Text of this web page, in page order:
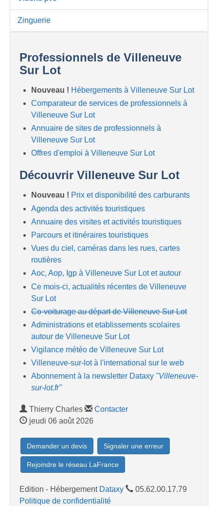
Zinguerie
Professionnels de Villeneuve
Sur Lot
Nouveau ! Hébergements à Villeneuve Sur Lot
Comparateur de services de professionnels à
Villeneuve Sur Lot
Annuaire de sites de professionnels à
Villeneuve Sur Lot
Offres d'emploi à Villeneuve Sur Lot
Découvrir Villeneuve Sur Lot
Nouveau ! Prix et disponibilité des carburants
Agenda des activités touristiques
Annuaire des visites et activités touristiques
Parcours et itinéraires touristiques
Vues du ciel, caméras dans les rues, cartes
routières
Aoc, Aop, Igp à Villeneuve Sur Lot et autour
Ce mois-ci, actualités récentes de Villeneuve
Sur Lot
Co-voiturage au départ de Villeneuve Sur Lot
Administrations et etablissements scolaires
autour de Villeneuve Sur Lot
Vigilance météo de Villeneuve Sur Lot
Villeneuve-sur-lot à l'international sur le web
Abonnement à la newsletter Dataxy "Villeneuve-
sur-lot.fr"
Thierry Charles
Contacter
jeudi 06 août 2026
Demander un devis Signaler une erreur
Rejoindre le réseau LaFrance
Edition - Hébergement Dataxy
05.62.00.17.79
Politique de confidentialité